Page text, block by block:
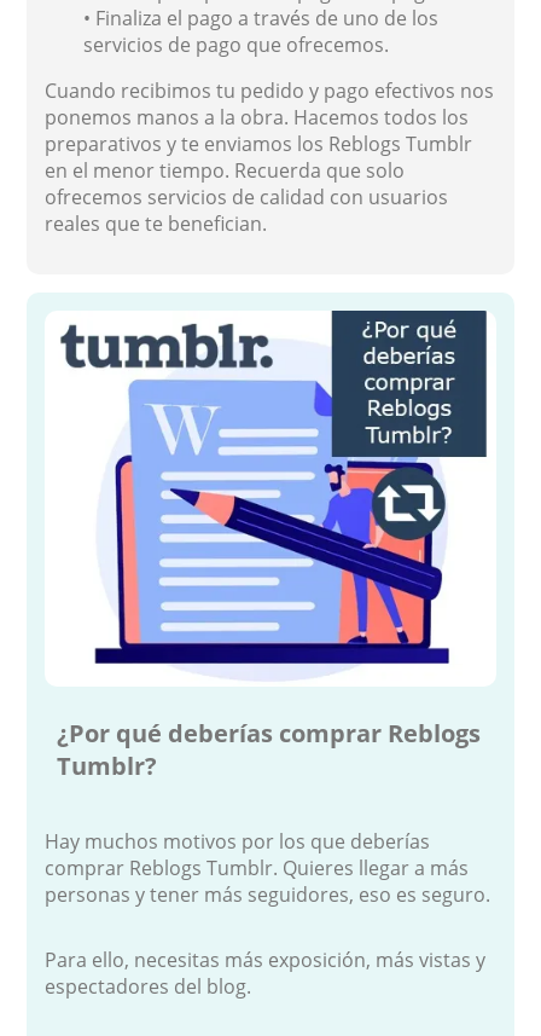
• Finaliza el pago a través de uno de los
servicios de pago que ofrecemos.
Cuando recibimos tu pedido y pago efectivos nos
ponemos manos a la obra. Hacemos todos los
preparativos y te enviamos los Reblogs Tumblr
en el menor tiempo. Recuerda que solo
ofrecemos servicios de calidad con usuarios
reales que te benefician.
¿Por qué deberías comprar Reblogs
Tumblr?
Hay muchos motivos por los que deberías
comprar Reblogs Tumblr. Quieres llegar a más
personas y tener más seguidores, eso es seguro.
Para ello, necesitas más exposición, más vistas y
espectadores del blog.